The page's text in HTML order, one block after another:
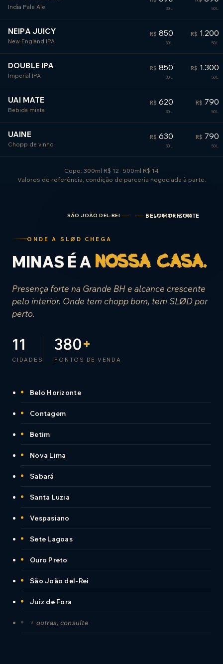
India Pale Ale
NEIPA JUICY
New England IPA
R$ 850 R$ 1.200
DOUBLE IPA
Imperial IPA
R$ 850 R$ 1.300
UAI MATE
Bebida mista
R$ 620 R$ 790
UAINE
Chopp de vinho
R$ 630 R$ 790
Copo: 300ml R$ 12 · 500ml R$ 14
Valores de referência, condição de parceria negociada à parte.
ONDE A SLØD CHEGA
MINAS É A nossa casa.
Presença forte na Grande BH e alcance crescente
pelo interior. Onde tem chopp bom, tem SLØD por
perto.
11
CIDADES
380+
PONTOS DE VENDA
Belo Horizonte
Contagem
Betim
Nova Lima
Sabará
Santa Luzia
Vespasiano
Sete Lagoas
Ouro Preto
São João del-Rei
Juiz de Fora
+ outras, consulte
BELO HORIZONTE
SÃO JOÃO DEL-REI JUIZ DE FORA